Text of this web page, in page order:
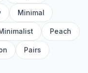
Minimal
Peach
Pairs